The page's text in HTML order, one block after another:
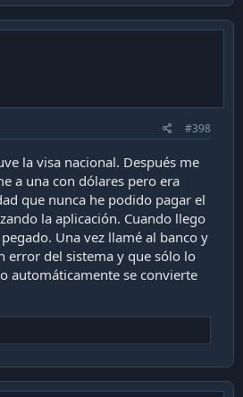
de turno
compra internacional el pago
o harán la conversión de
a pagar x precio dólar del banco
por si lo preguntan
#398
la visa nacional. Después me
a una con dólares pero era
que nunca he podido pagar el
la aplicación. Cuando llego
Una vez llamé al banco y
error del sistema y que sólo lo
automáticamente se convierte